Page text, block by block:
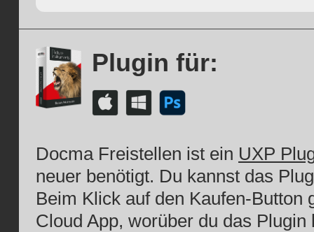
Plugin für:
Docma Freistellen ist ein UXP
neuer benötigt. Du kannst das
Beim Klick auf den Kaufen-
Cloud App, worüber du das